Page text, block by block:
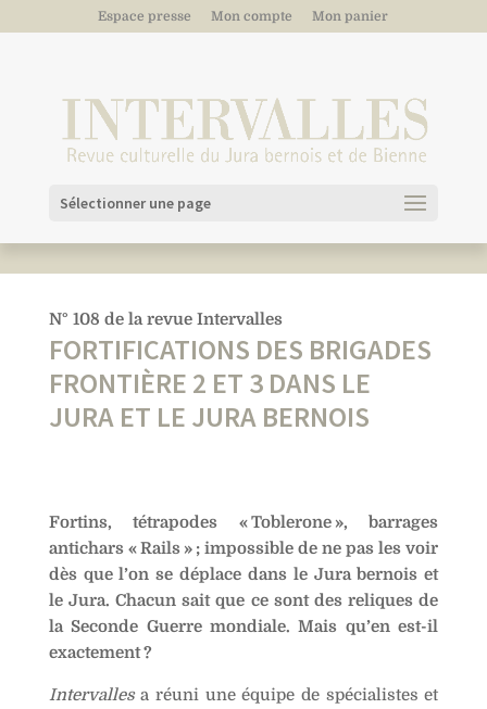
Espace presse Mon compte Mon panier
Sélectionner une page
N° 108 de la revue Intervalles
FORTIFICATIONS DES BRIGADES
FRONTIÈRE 2 ET 3 DANS LE
JURA ET LE JURA BERNOIS
Fortins, tétrapodes « Toblerone », barrages
antichars « Rails » ; impossible de ne pas les voir
dès que l’on se déplace dans le Jura bernois et
le Jura. Chacun sait que ce sont des reliques de
la Seconde Guerre mondiale. Mais qu’en est-il
exactement ?
Intervallesa réuni une équipe de spécialistes et